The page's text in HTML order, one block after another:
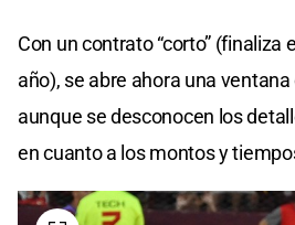
Con un contrato “corto” (finaliza
año), se abre ahora una
aunque se desconocen los
en cuanto a los montos y